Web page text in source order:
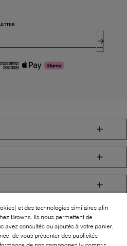
et des technologies similaires afin
Browns. Ils nous permettent de
avez consultés ou ajoutés à votre panier,
de vous présenter des publicités